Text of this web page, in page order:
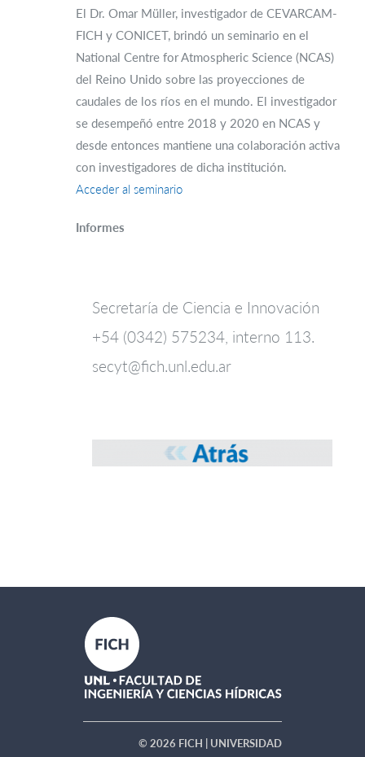
El Dr. Omar Müller, investigador de CEVARCAM-
FICH y CONICET, brindó un seminario en el
National Centre for Atmospheric Science (NCAS)
del Reino Unido sobre las proyecciones de
caudales de los ríos en el mundo. El investigador
se desempeñó entre 2018 y 2020 en NCAS y
desde entonces mantiene una colaboración activa
con investigadores de dicha institución.
Acceder al seminario
Informes
Secretaría de Ciencia e Innovación
+54 (0342) 575234, interno 113.
secyt@fich.unl.edu.ar
© 2026 FICH | UNIVERSIDAD